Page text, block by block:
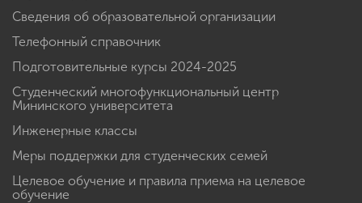
Сведения об образовательной организации
Телефонный справочник
Подготовительные курсы 2024-2025
Студенческий многофункциональный центр
Мининского университета
Инженерные классы
Меры поддержки для студенческих семей
Целевое обучение и правила приема на целевое
обучение